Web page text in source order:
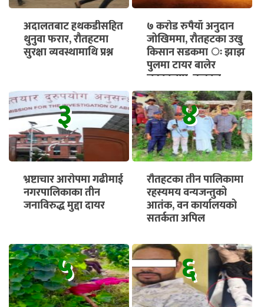
अदालतबाट हथकडीसहित
थुनुवा फरार, रौतहटमा
सुरक्षा व्यवस्थामाथि प्रश्न
७ करोड रुपैयाँ अनुदान
जोखिममा, रौतहटका उखु
किसान सडकमा ः झाझ
पुलमा टायर बालेर
चक्काजाम, तत्काल
भुक्तानी सुनिश्चित गर्न माग
३
भ्रष्टाचार आरोपमा गढीमाई
नगरपालिकाका तीन
जनाविरुद्ध मुद्दा दायर
४
रौतहटका तीन पालिकामा
रहस्यमय वन्यजन्तुको
आतंक, वन कार्यालयको
सतर्कता अपिल
५ ६